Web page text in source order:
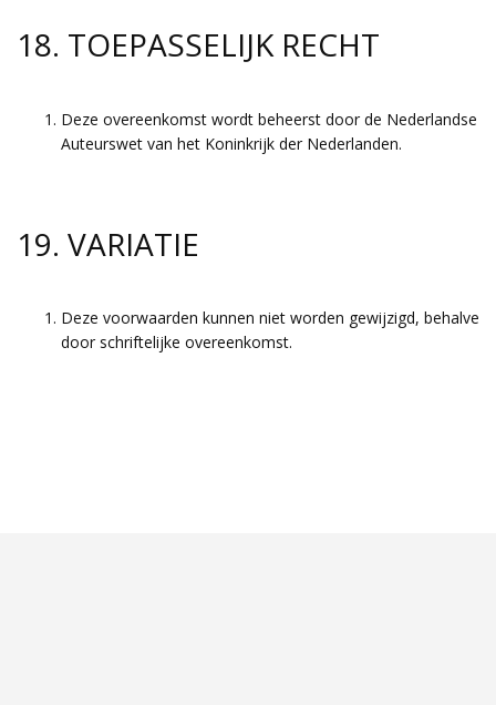
18. TOEPASSELIJK RECHT
Deze overeenkomst wordt beheerst door de Nederlandse
Auteurswet van het Koninkrijk der Nederlanden.
19. VARIATIE
Deze voorwaarden kunnen niet worden gewijzigd, behalve
door schriftelijke overeenkomst.